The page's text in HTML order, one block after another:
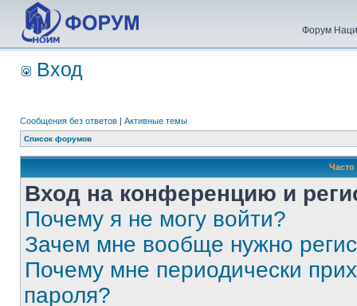
Форум
Вход
Сообщения без ответов | Активные темы
Список форумов
Вход на конференцию и
Почему я не могу войти?
Зачем мне вообще нужно
Почему мне периодически
пароля?